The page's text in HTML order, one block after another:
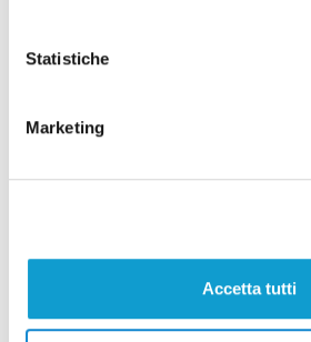
Statistiche
Marketing
Accetta tutti